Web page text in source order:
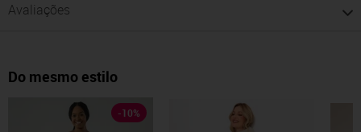
Avaliações
Do mesmo estilo
-10%